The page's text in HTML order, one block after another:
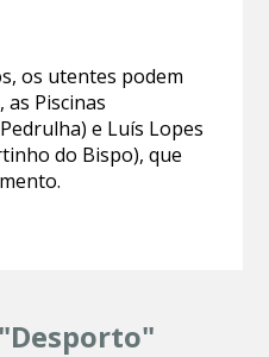
os utentes podem
Piscinas
e Luís Lopes
do Bispo), que